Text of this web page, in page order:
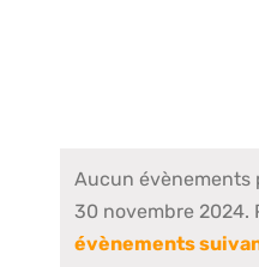
Aucun évènements
30 novembre 2024.
évènements